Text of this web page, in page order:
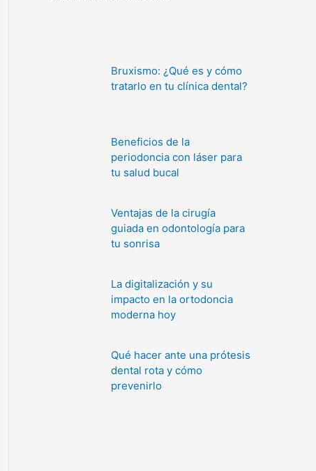
Bruxismo: ¿Qué es y cómo
tratarlo en tu clínica dental?
Beneficios de la
periodoncia con láser para
tu salud bucal
Ventajas de la cirugía
guiada en odontología para
tu sonrisa
La digitalización y su
impacto en la ortodoncia
moderna hoy
Qué hacer ante una prótesis
dental rota y cómo
prevenirlo